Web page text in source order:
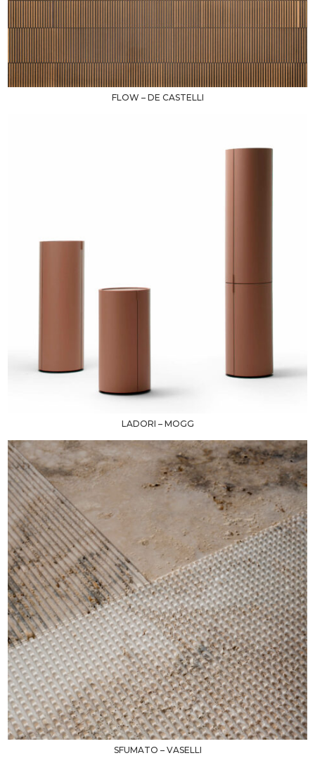
FLOW – DE CASTELLI
LADORI – MOGG
SFUMATO – VASELLI